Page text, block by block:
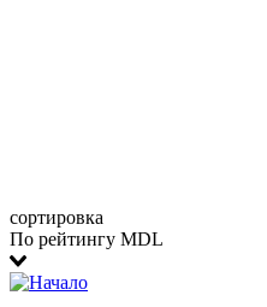
сортировка
По рейтингу MDL